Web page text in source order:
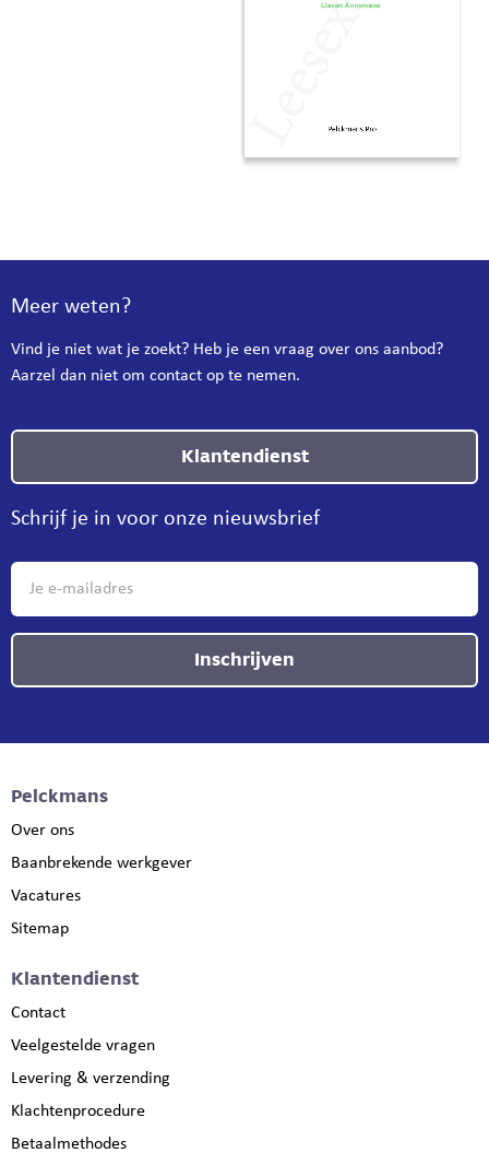
Meer weten?
Vind je niet wat je zoekt? Heb je een vraag over ons aanbod?
Aarzel dan niet om contact op te nemen.
Klantendienst
Schrijf je in voor onze nieuwsbrief
Inschrijven
Pelckmans
Over ons
Baanbrekende werkgever
Vacatures
Sitemap
Klantendienst
Contact
Veelgestelde vragen
Levering & verzending
Klachtenprocedure
Betaalmethodes